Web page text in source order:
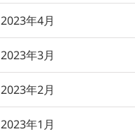
2023年4月
2023年3月
2023年2月
2023年1月